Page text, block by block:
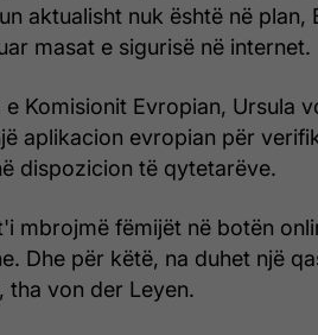
aktualisht nuk është në plan,
masat e sigurisë në internet.
e Komisionit Evropian, Ursula
aplikacion evropian për
dispozicion të qytetarëve.
mbrojmë fëmijët në botën
Dhe për këtë, na duhet një
tha von der Leyen.